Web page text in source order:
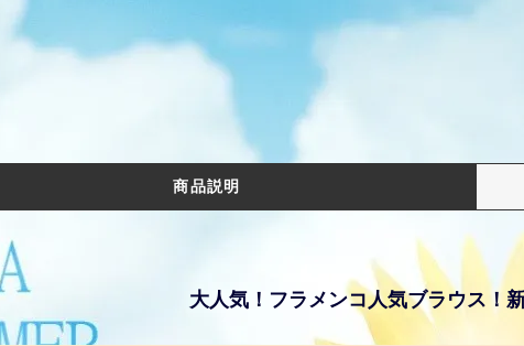
商品説明
大人気！フラメンコ人気ブラウス！